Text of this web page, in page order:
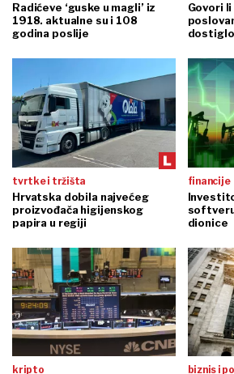
Radićeve ‘guske u magli’ iz
1918. aktualne su i 108
godina poslije
Govori li
tvrtke i tržišta
Hrvatska dobila najvećeg
proizvođača higijenskog
papira u regiji
financije
dionice
kripto biznis i